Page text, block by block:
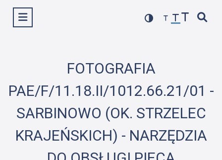
Wyświetl menu
FOTOGRAFIA
PAE/F/11.18.II/1012.66.21/01 -
SARBINOWO (OK. STRZELEC
KRAJEŃSKICH) - NARZĘDZIA